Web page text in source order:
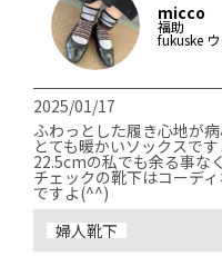
micco
福助
fukuske
2025/01/17
ふわっとした履き心地が病
とても暖かいソックスで
22.5cmの私でも余る事な
チェックの靴下はコーデ
ですよ(^^)
婦人靴下